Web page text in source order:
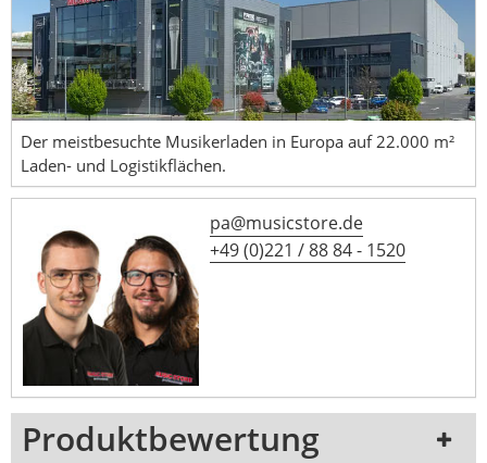
Der meistbesuchte Musikerladen in Europa auf 22.000 m²
Laden- und Logistikflächen.
pa@musicstore.de
+49 (0)221 / 88 84 - 1520
Produktbewertung